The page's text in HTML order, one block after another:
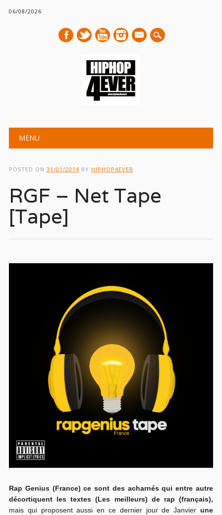
06/08/2026
mail
Main menu
MENU
POSTED ON 31/01/2014 BY HIPHOP4EVER
RGF – Net Tape
[Tape]
Rap Genius (France) ce sont des acharnés qui entre autre
décortiquent les textes (Les meilleurs) de rap (français),
mais qui proposent aussi en ce dernier jour de Janvierune